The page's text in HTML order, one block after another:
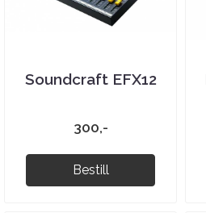
Soundcraft EFX12
300,-
Bestill